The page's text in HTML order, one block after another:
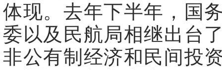
体现。去年下半年，国
委以及民航局相继出台
非公有制经济和民间投